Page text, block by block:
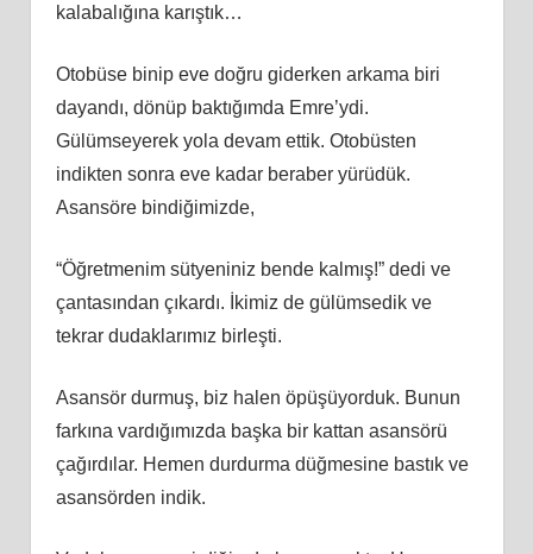
kalabalığına karıştık…
Otobüse binip eve doğru giderken arkama biri
dayandı, dönüp baktığımda Emre’ydi.
Gülümseyerek yola devam ettik. Otobüsten
indikten sonra eve kadar beraber yürüdük.
Asansöre bindiğimizde,
“Öğretmenim sütyeniniz bende kalmış!” dedi ve
çantasından çıkardı. İkimiz de gülümsedik ve
tekrar dudaklarımız birleşti.
Asansör durmuş, biz halen öpüşüyorduk. Bunun
farkına vardığımızda başka bir kattan asansörü
çağırdılar. Hemen durdurma düğmesine bastık ve
asansörden indik.